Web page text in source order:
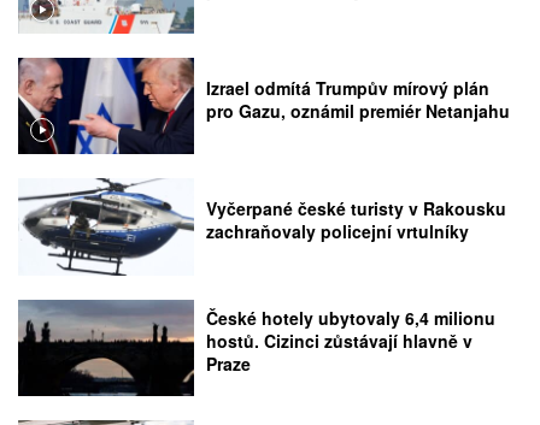
Izrael odmítá Trumpův mírový plán
pro Gazu, oznámil premiér Netanjahu
Vyčerpané české turisty v Rakousku
zachraňovaly policejní vrtulníky
České hotely ubytovaly 6,4 milionu
hostů. Cizinci zůstávají hlavně v
Praze